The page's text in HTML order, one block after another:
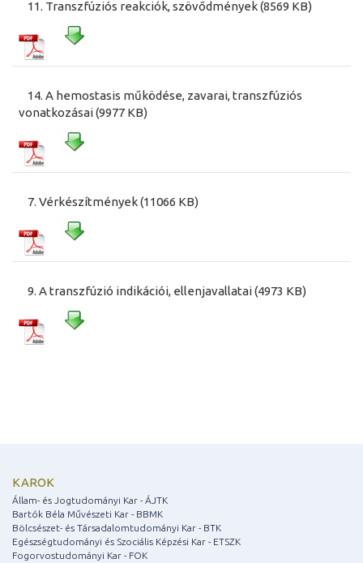
11. Transzfúziós reakciók, szövődmények (8569 KB)
14. A hemostasis működése, zavarai, transzfúziós
vonatkozásai (9977 KB)
7. Vérkészítmények (11066 KB)
9. A transzfúzió indikációi, ellenjavallatai (4973 KB)
KAROK
Állam- és Jogtudományi Kar - ÁJTK
Bartók Béla Művészeti Kar - BBMK
Bölcsészet- és Társadalomtudományi Kar - BTK
Egészségtudományi és Szociális Képzési Kar - ETSZK
Fogorvostudományi Kar - FOK